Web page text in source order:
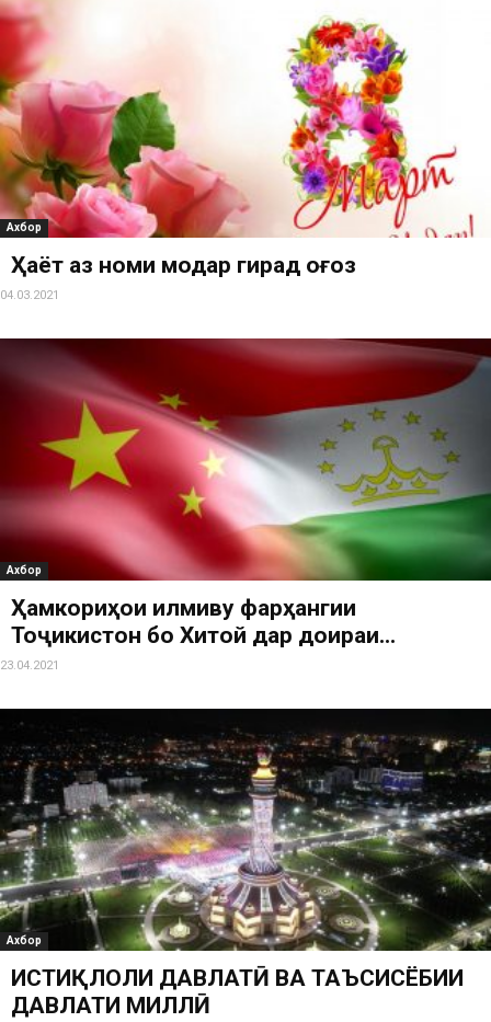
Ахбор
Ҳаёт аз номи модар гирад оғоз
04.03.2021
Ахбор
Ҳамкориҳои илмиву фарҳангии
Тоҷикистон бо Хитой дар доираи...
23.04.2021
Ахбор
ИСТИҚЛОЛИ ДАВЛАТӢ ВА ТАЪСИСЁБИИ
ДАВЛАТИ МИЛЛӢ